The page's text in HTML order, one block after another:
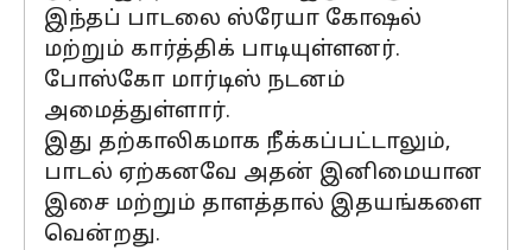
இந்தப் பாடலை ஸ்ரேயா கோஷல்
மற்றும் கார்த்திக் பாடியுள்ளனர்.
போஸ்கோ மார்டிஸ் நடனம்
அமைத்துள்ளார்.
இது தற்காலிகமாக நீக்கப்பட்டாலும்,
பாடல் ஏற்கனவே அதன் இனிமையான
இசை மற்றும் தாளத்தால் இதயங்களை
வென்றது.